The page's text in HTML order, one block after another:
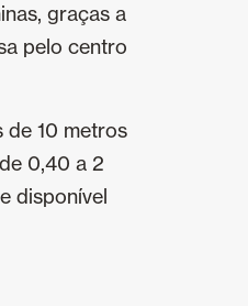
graças a
pelo centro
de 10 metros
0,40 a 2
disponível